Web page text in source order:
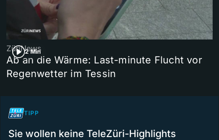
2 Min
ZüriNews
Ab an die Wärme: Last-minute Flucht vor
Regenwetter im Tessin
TIPP
Sie wollen keine TeleZüri-Highlights